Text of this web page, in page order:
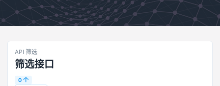
API 筛选
筛选接口
0 个